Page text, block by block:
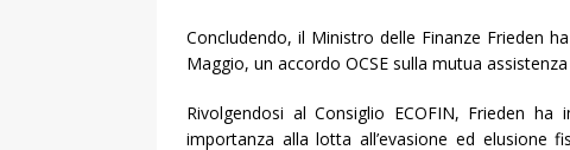
Concludendo, il Ministro delle Finanze Frieden
Maggio, un accordo OCSE sulla mutua
Rivolgendosi al Consiglio ECOFIN, Frieden
importanza alla lotta all’evasione ed elusione